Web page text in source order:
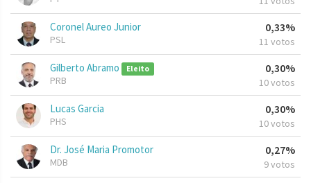
Coronel Aureo Junior
PSL
0,33%
11 votos
Gilberto Abramo Eleito
PRB
0,30%
10 votos
Lucas Garcia
PHS
0,30%
10 votos
Dr. José Maria Promotor
MDB
0,27%
9 votos